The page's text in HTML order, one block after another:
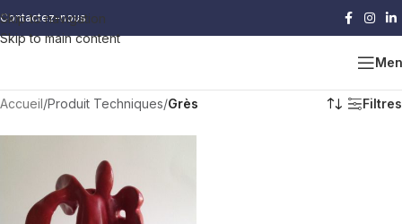
Skip to navigation
Skip to main content
Contactez-nous
Accueil/Produit Techniques/Grès Filtres